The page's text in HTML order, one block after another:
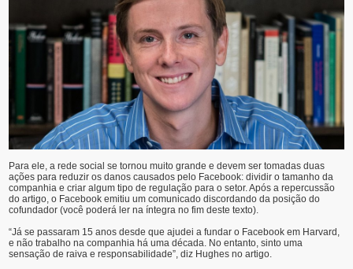
Para ele, a rede social se tornou muito grande e devem ser tomadas duas
ações para reduzir os danos causados pelo Facebook: dividir o tamanho da
companhia e criar algum tipo de regulação para o setor. Após a repercussão
do artigo, o Facebook emitiu um comunicado discordando da posição do
cofundador (você poderá ler na íntegra no fim deste texto).
“Já se passaram 15 anos desde que ajudei a fundar o Facebook em Harvard,
e não trabalho na companhia há uma década. No entanto, sinto uma
sensação de raiva e responsabilidade”, diz Hughes no artigo.